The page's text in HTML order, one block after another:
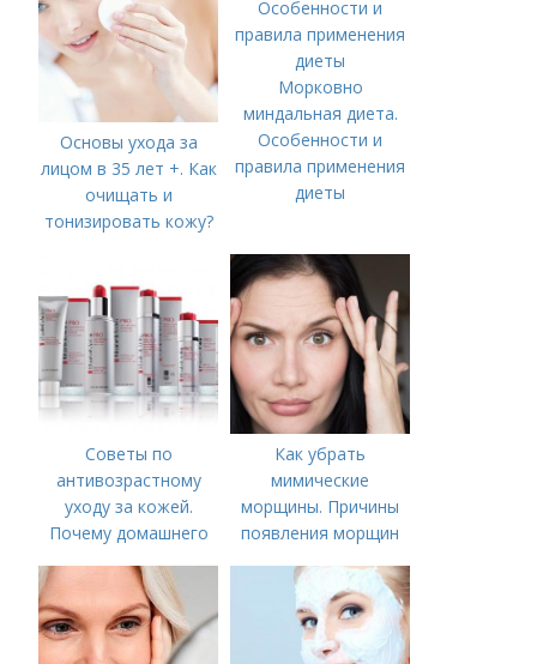
Основы ухода за
лицом в 35 лет +. Как
очищать и
тонизировать кожу?
Морковно
миндальная диета.
Особенности и
правила применения
диеты
Советы по
антивозрастному
уходу за кожей.
Почему домашнего
Как убрать
мимические
морщины. Причины
появления морщин